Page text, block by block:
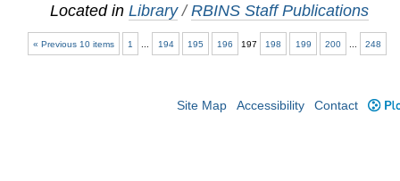
Located inLibrary /RBINS Staff Publications
« Previous 10 items 1 194 195 196 197 198 199 200 248
Site Map Accessibility Contact